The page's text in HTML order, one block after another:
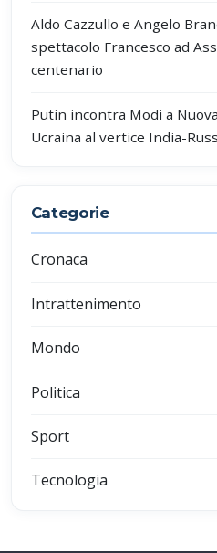
Aldo Cazzullo e Angelo
spettacolo Francesco ad
centenario
Putin incontra Modi a
Ucraina al vertice India-
Categorie
Cronaca
Intrattenimento
Mondo
Politica
Sport
Tecnologia